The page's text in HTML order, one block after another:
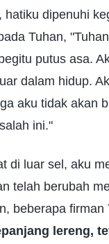
dipenuhi
Tuhan,
putus asa.
dalam hidup.
aku tidak akan
ini."
di luar sel, aku
telah berubah
beberapa
lereng,